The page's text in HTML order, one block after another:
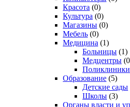
Красота (0)
Культура (0)
Магазины (0)
Мебель (0)
Медицина (1)
Больницы (1)
Медцентры
Поликлиники
Образование (5)
Детские сады
Школы (3)
Органы власти и